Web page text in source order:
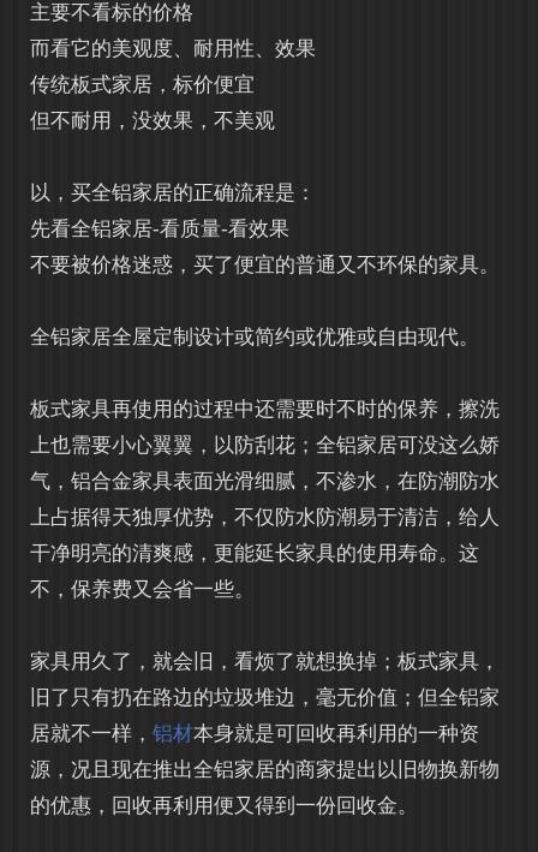
主要不看标的价格
而看它的美观度、耐用性、效果
传统板式家居，标价便宜
但不耐用，没效果，不美观
以，买全铝家居的正确流程是：
先看全铝家居-看质量-看效果
不要被价格迷惑，买了便宜的普通又不环保的家具。
全铝家居全屋定制设计或简约或优雅或自由现代。
板式家具再使用的过程中还需要时不时的保养，擦洗
上也需要小心翼翼，以防刮花；全铝家居可没这么娇
气，铝合金家具表面光滑细腻，不渗水，在防潮防水
上占据得天独厚优势，不仅防水防潮易于清洁，给人
干净明亮的清爽感，更能延长家具的使用寿命。这
不，保养费又会省一些。
家具用久了，就会旧，看烦了就想换掉；板式家具，
旧了只有扔在路边的垃圾堆边，毫无价值；但全铝家
居就不一样， 铝材本身就是可回收再利用的一种资
源，况且现在推出全铝家居的商家提出以旧物换新物
的优惠，回收再利用便又得到一份回收金。